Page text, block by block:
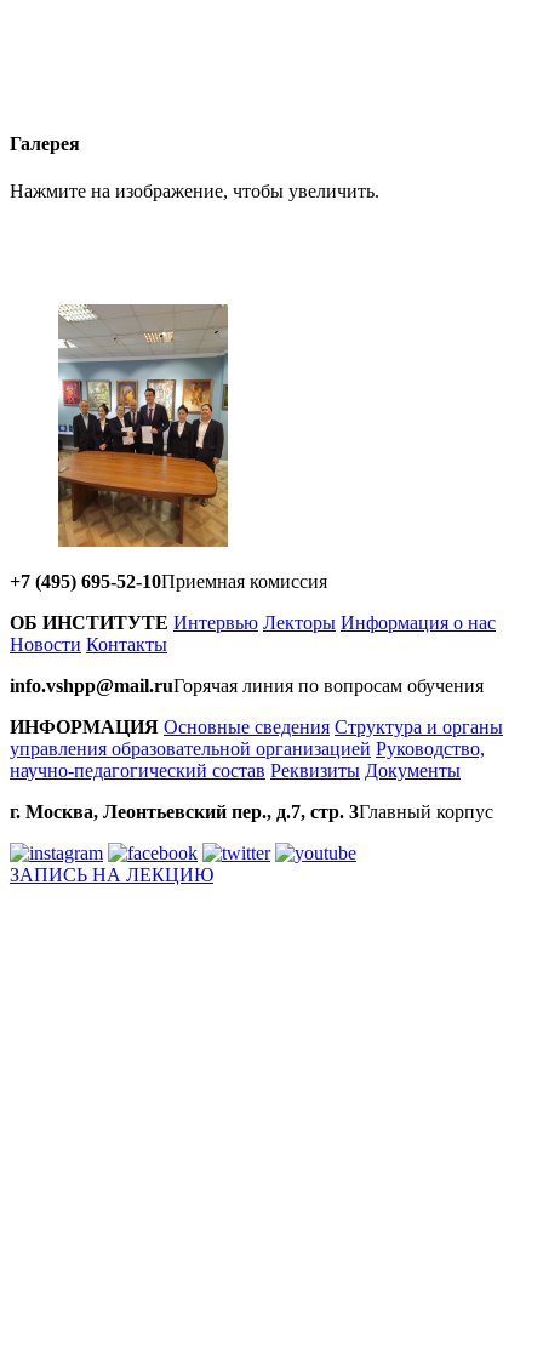
Галерея
Нажмите на изображение, чтобы увеличить.
+7 (495) 695-52-10Приемная комиссия
ОБ ИНСТИТУТЕ Интервью Лекторы Информация о нас
Новости Контакты
info.vshpp@mail.ruГорячая линия по вопросам обучения
ИНФОРМАЦИЯ Основные сведения Структура и органы
управления образовательной организацией Руководство,
научно-педагогический состав Реквизиты Документы
г. Москва, Леонтьевский пер., д.7, стр. 3Главный корпус
ЗАПИСЬ НА ЛЕКЦИЮ